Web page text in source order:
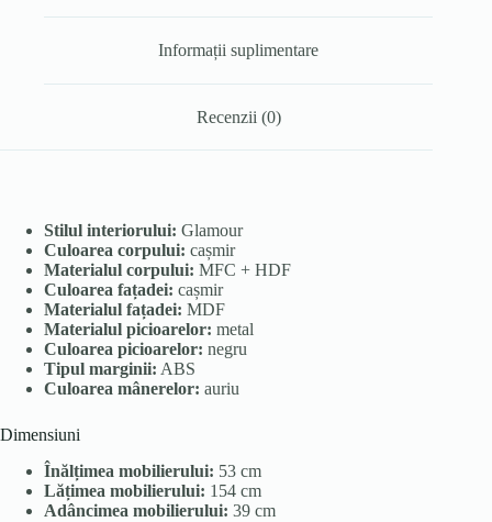
Informații suplimentare
Recenzii (0)
Stilul interiorului: Glamour
Culoarea corpului: cașmir
Materialul corpului: MFC + HDF
Culoarea fațadei: cașmir
Materialul fațadei: MDF
Materialul picioarelor: metal
Culoarea picioarelor: negru
Tipul marginii: ABS
Culoarea mânerelor: auriu
Dimensiuni
Înălțimea mobilierului: 53 cm
Lățimea mobilierului: 154 cm
Adâncimea mobilierului: 39 cm